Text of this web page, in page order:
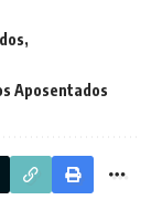
Aposentados